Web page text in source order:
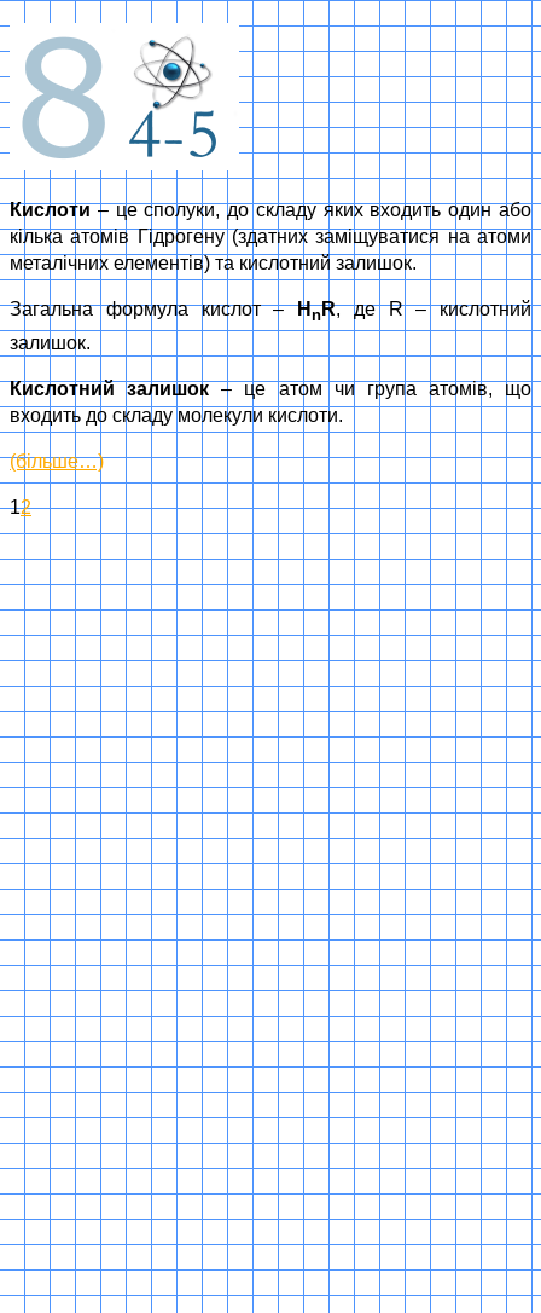
Кислоти– це сполуки, до складу яких входить один або
кілька атомів Гідрогену (здатних заміщуватися на атоми
металічних елементів) та кислотний залишок.
Загальна формула кислот –HnR, де R – кислотний
залишок.
Кислотний залишок– це атом чи група атомів, що
входить до складу молекули кислоти.
(більше…)
12